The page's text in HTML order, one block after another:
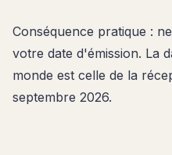
Conséquence pratique :
votre date d'émission. La
monde est celle de la
septembre 2026.